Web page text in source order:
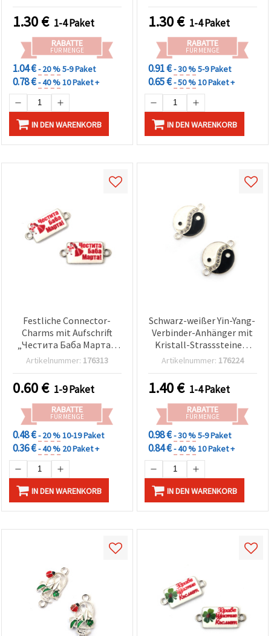
1.30€ 1-4 Paket
RABATTE
FÜR MENGE
1.04 €- 20 %5-9 Paket
0.78 €- 40 %10 Paket +
IN DEN WARENKORB
20x12x4 mm, Loch 2 mm,
5 Stück
1.30€ 1-4 Paket
RABATTE
FÜR MENGE
0.91 €- 30 %5-9 Paket
0.65 €- 50 %10 Paket +
IN DEN WARENKORB
Festliche Connector-
Charms mit Aufschrift
„Честита Баба Марта“,
silberfarben, 25 x 11 mm,
Martenitsa & DIY-
Schmuck
Artikelnummer: 176313
0.60€ 1-9 Paket
RABATTE
FÜR MENGE
0.48 €- 20 %10-19 Paket
0.36 €- 40 % 20 Paket +
IN DEN WARENKORB
Schwarz-weißer Yin-Yang-
Verbinder-Anhänger mit
Kristall-Strasssteinen,
silberfarbene
mm, Loch: 2 mm, 5 Stück
Artikelnummer: 176224
1.40€ 1-4 Paket
RABATTE
FÜR MENGE
0.98 €- 30 %5-9 Paket
0.84 €- 40 %10 Paket +
IN DEN WARENKORB